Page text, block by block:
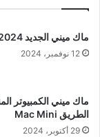
ماك ميني الجديد Mac mini 2024
12 نوفمبر، 2024
ماك ميني الكمبيوتر
الطريق Mac Mini
29 أكتوبر، 2024